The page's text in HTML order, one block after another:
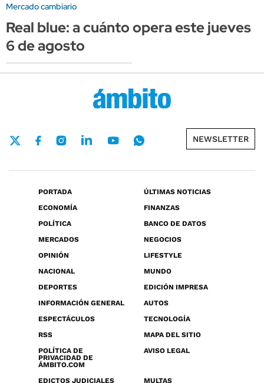
Mercado cambiario
Real blue: a cuánto opera este jueves
6 de agosto
NEWSLETTER
PORTADA
ÚLTIMAS NOTICIAS
ECONOMÍA
FINANZAS
POLÍTICA
BANCO DE DATOS
MERCADOS
NEGOCIOS
OPINIÓN
LIFESTYLE
NACIONAL
MUNDO
DEPORTES
EDICIÓN IMPRESA
INFORMACIÓN GENERAL
AUTOS
ESPECTÁCULOS
TECNOLOGÍA
RSS
MAPA DEL SITIO
POLÍTICA DE
PRIVACIDAD DE
ÁMBITO.COM
AVISO LEGAL
EDICTOS JUDICIALES MULTAS